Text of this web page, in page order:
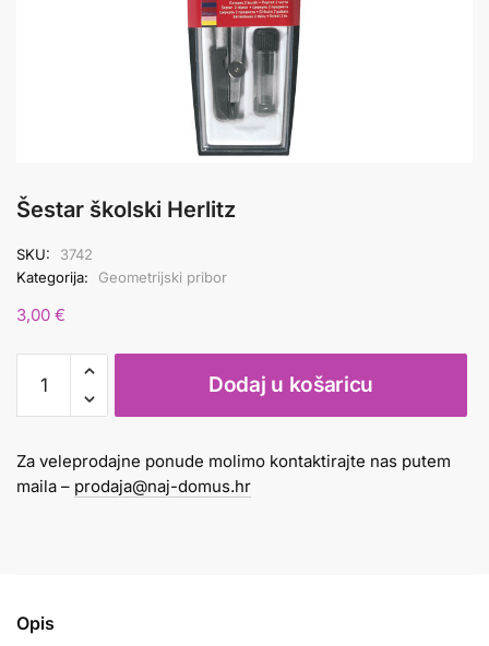
Šestar školski Herlitz
SKU:
3742
Kategorija:
Geometrijski pribor
3,00 €
školski
Herlitz
Dodaj u košaricu
Za veleprodajne ponude molimo kontaktirajte nas putem
maila – prodaja@naj-domus.hr
Opis